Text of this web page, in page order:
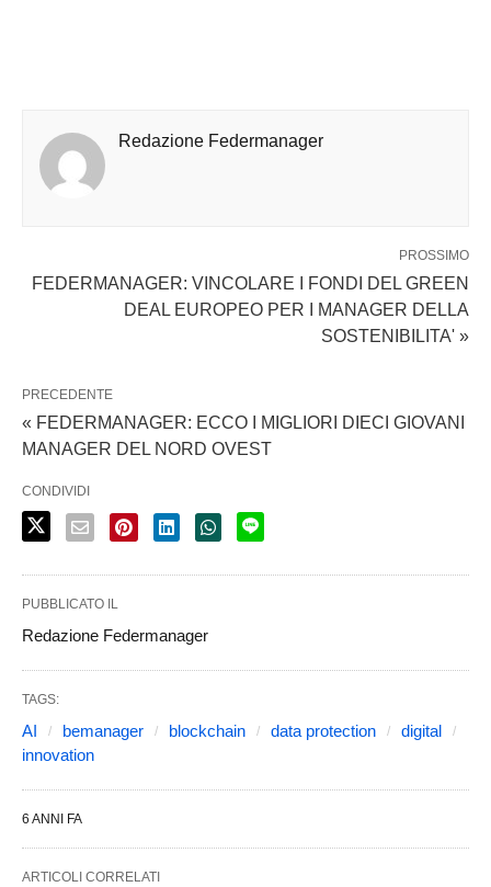
Redazione Federmanager
PROSSIMO
FEDERMANAGER: VINCOLARE I FONDI DEL GREEN
DEAL EUROPEO PER I MANAGER DELLA
SOSTENIBILITA' »
PRECEDENTE
« FEDERMANAGER: ECCO I MIGLIORI DIECI GIOVANI
MANAGER DEL NORD OVEST
CONDIVIDI
PUBBLICATO IL
Redazione Federmanager
TAGS:
AI bemanager blockchain data protection
digital
innovation
6 ANNI FA
ARTICOLI CORRELATI